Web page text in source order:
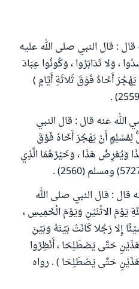
: قال النبي صلى الله عليه
، وَلا تَدَابَرُوا ، وَكُونُوا عِبَادَ
أَخَاهُ فَوْقَ ثَلاثَةِ أَيَّامٍ )
عنه قال : قال النبي
لِمُسْلِمٍ أَنْ يَهْجُرَ أَخَاهُ فَوْقَ
وَيُعْرِضُ هَذَا ، وَخَيْرُهُمَا الَّذِي
: قال النبي صلى الله
يَوْمَ الاثْنَيْنِ وَيَوْمَ الْخَمِيسِ ،
إِلا رَجُلا كَانَتْ بَيْنَهُ وَبَيْنَ
حَتَّى يَصْطَلِحَا ، أَنْظِرُوا
حَتَّى يَصْطَلِحَا ) . رواه